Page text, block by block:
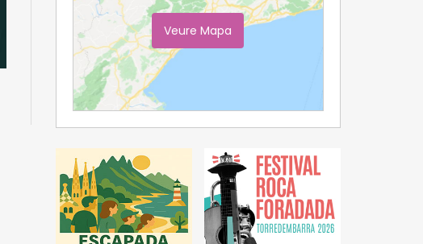
Veure Mapa